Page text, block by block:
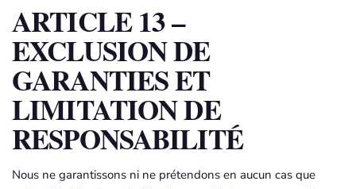
ARTICLE 13 –
EXCLUSION DE
GARANTIES ET
LIMITATION DE
RESPONSABILITÉ
Nous ne garantissons ni ne prétendons en aucun cas que